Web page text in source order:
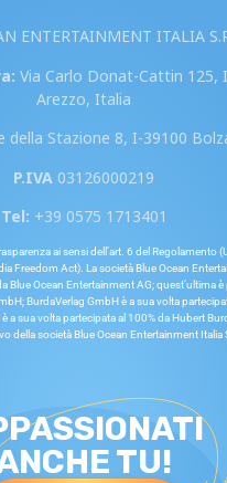
ENTERTAINMENT ITALIA
Via Carlo Donat-Cattin 125,
Arezzo, Italia
della Stazione 8, I-39100
P.IVA 03126000219
Tel: +39 0575 1713401
ai sensi dell’art. 6 del Regolamento
Freedom Act). La società Blue Ocean
Blue Ocean Entertainment AG; quest’ultima
BurdaVerlag GmbH è a sua volta
a sua volta partecipata al 100% da Hubert
della società Blue Ocean Entertainment Italia
TU!